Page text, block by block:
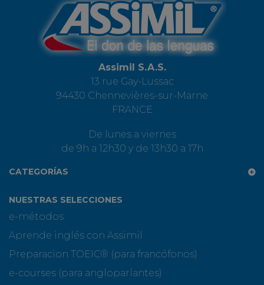
Assimil S.A.S.
13 rue Gay-Lussac
94430 Chennevières-sur-Marne
FRANCE
De lunes a viernes
de 9h a 12h30 y de 13h30 a 17h
CATEGORÍAS
NUESTRAS SELECCIONES
e-métodos
Aprende inglés con Assimil
Preparacion TOEIC® (para francófonos)
e-courses (para angloparlantes)